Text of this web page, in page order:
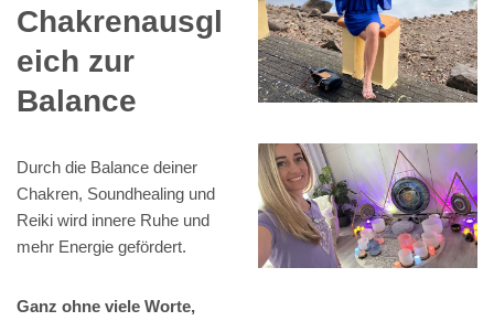
Chakrenausgl
eich zur
Balance
Durch die Balance deiner
Chakren, Soundhealing und
Reiki wird innere Ruhe und
mehr Energie gefördert.
Ganz ohne viele Worte,